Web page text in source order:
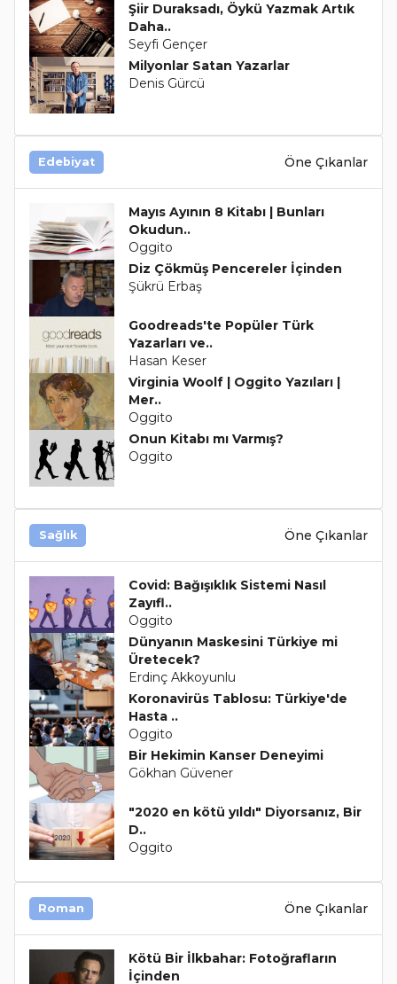
Şiir Duraksadı, Öykü Yazmak Artık
Daha..
Seyfi Gençer
Milyonlar Satan Yazarlar
Denis Gürcü
Edebiyat Öne Çıkanlar
Mayıs Ayının 8 Kitabı | Bunları
Okudun..
Oggito
Diz Çökmüş Pencereler İçinden
Şükrü Erbaş
Goodreads'te Popüler Türk
Yazarları ve..
Hasan Keser
Virginia Woolf | Oggito Yazıları |
Mer..
Oggito
Onun Kitabı mı Varmış?
Oggito
Sağlık Öne Çıkanlar
Covid: Bağışıklık Sistemi Nasıl
Zayıfl..
Oggito
Dünyanın Maskesini Türkiye mi
Üretecek?
Erdinç Akkoyunlu
Koronavirüs Tablosu: Türkiye'de
Hasta ..
Oggito
Bir Hekimin Kanser Deneyimi
Gökhan Güvener
"2020 en kötü yıldı" Diyorsanız, Bir
D..
Oggito
Roman Öne Çıkanlar
Kötü Bir İlkbahar: Fotoğrafların
İçinden